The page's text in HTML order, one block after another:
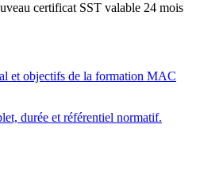
certificat SST valable 24 mois
et objectifs de la formation MAC
durée et référentiel normatif.